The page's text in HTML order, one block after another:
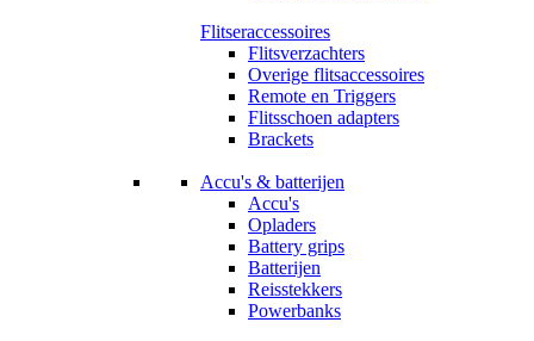
Flitseraccessoires
Flitsverzachters
Overige flitsaccessoires
Remote en Triggers
Flitsschoen adapters
Brackets
Accu's & batterijen
Accu's
Opladers
Battery grips
Batterijen
Reisstekkers
Powerbanks